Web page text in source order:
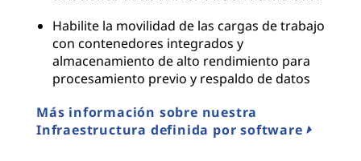
Habilite la movilidad de las cargas de trabajo
con contenedores integrados y
almacenamiento de alto rendimiento para
procesamiento previo y respaldo de datos
Más información sobre nuestra
Infraestructura definida por software